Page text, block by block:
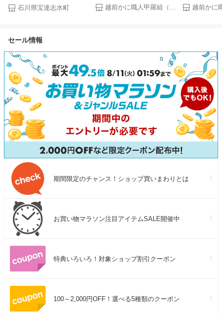
登米 石川米 こしひかり 白米
無洗米 300g〜30kg 1回 3回 6
お米 精米 令和7年産 令和8年
10kg 5キロ 令和8年 先行受付
◎
石川県宝達志水町
円〜更に2個で600円OFF！3
個で1,200円OFF！4個で2,000
越前かに職人甲羅組（DENSHOKU）
24,980円⇒送
円！お中元 ギ
セール情報
期間限定のチャンス！ショップ買いまわりとは
お買い物マラソン注目アイテムSALE開催中
特典いろいろ！対象ショップ割引クーポン
100～2,000円OFF！選べる5種類のクーポン